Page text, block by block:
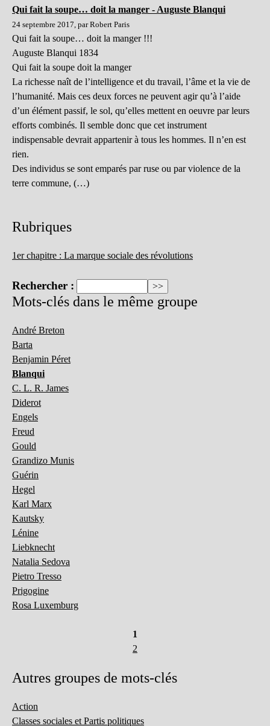
Qui fait la soupe… doit la manger - Auguste Blanqui
24 septembre 2017, par Robert Paris
Qui fait la soupe… doit la manger !!!
Auguste Blanqui 1834
Qui fait la soupe doit la manger
La richesse naît de l’intelligence et du travail, l’âme et la vie de
l’humanité. Mais ces deux forces ne peuvent agir qu’à l’aide
d’un élément passif, le sol, qu’elles mettent en oeuvre par leurs
efforts combinés. Il semble donc que cet instrument
indispensable devrait appartenir à tous les hommes. Il n’en est
rien.
Des individus se sont emparés par ruse ou par violence de la
terre commune, (…)
Rubriques
1er chapitre : La marque sociale des révolutions
Rechercher :
Mots-clés dans le même groupe
André Breton
Barta
Benjamin Péret
Blanqui
C. L. R. James
Diderot
Engels
Freud
Gould
Grandizo Munis
Guérin
Hegel
Karl Marx
Kautsky
Lénine
Liebknecht
Natalia Sedova
Pietro Tresso
Prigogine
Rosa Luxemburg
1
2
Autres groupes de mots-clés
Action
Classes sociales et Partis politiques